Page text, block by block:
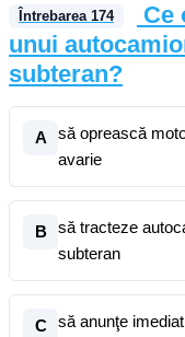
Întrebarea 174
Ce
unui
subteran?
A
să oprească
avarie
B
să tracteze
subteran
C
să anunţe